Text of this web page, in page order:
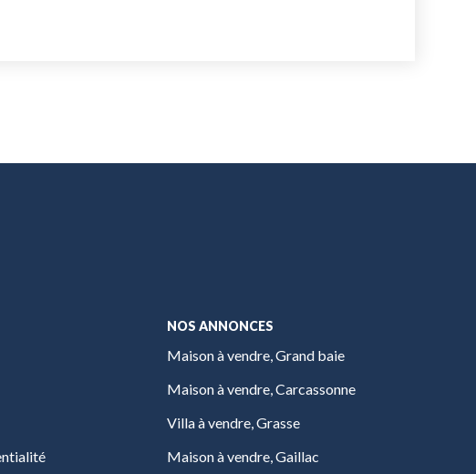
NOS ANNONCES
Maison à vendre, Grand baie
Maison à vendre, Carcassonne
Villa à vendre, Grasse
Maison à vendre, Gaillac